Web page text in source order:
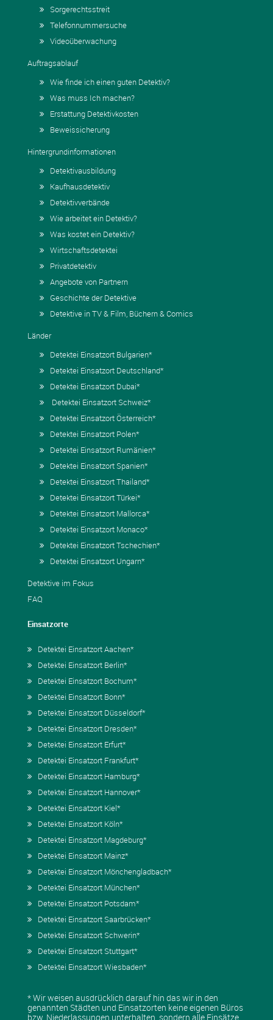
Sorgerechtsstreit
Telefonnummersuche
Videoüberwachung
Auftragsablauf
Wie finde ich einen guten Detektiv?
Was muss Ich machen?
Erstattung Detektivkosten
Beweissicherung
Hintergrundinformationen
Detektivausbildung
Kaufhausdetektiv
Detektivverbände
Wie arbeitet ein Detektiv?
Was kostet ein Detektiv?
Wirtschaftsdetektei
Privatdetektiv
Angebote von Partnern
Geschichte der Detektive
Detektive in TV & Film, Büchern & Comics
Länder
Detektei Einsatzort Bulgarien*
Detektei Einsatzort Deutschland*
Detektei Einsatzort Dubai*
Detektei Einsatzort Schweiz*
Detektei Einsatzort Österreich*
Detektei Einsatzort Polen*
Detektei Einsatzort Rumänien*
Detektei Einsatzort Spanien*
Detektei Einsatzort Thailand*
Detektei Einsatzort Türkei*
Detektei Einsatzort Mallorca*
Detektei Einsatzort Monaco*
Detektei Einsatzort Tschechien*
Detektei Einsatzort Ungarn*
Detektive im Fokus
FAQ
Einsatzorte
Detektei Einsatzort Aachen*
Detektei Einsatzort Berlin*
Detektei Einsatzort Bochum*
Detektei Einsatzort Bonn*
Detektei Einsatzort Düsseldorf*
Detektei Einsatzort Dresden*
Detektei Einsatzort Erfurt*
Detektei Einsatzort Frankfurt*
Detektei Einsatzort Hamburg*
Detektei Einsatzort Hannover*
Detektei Einsatzort Kiel*
Detektei Einsatzort Köln*
Detektei Einsatzort Magdeburg*
Detektei Einsatzort Mainz*
Detektei Einsatzort Mönchengladbach*
Detektei Einsatzort München*
Detektei Einsatzort Potsdam*
Detektei Einsatzort Saarbrücken*
Detektei Einsatzort Schwerin*
Detektei Einsatzort Stuttgart*
Detektei Einsatzort Wiesbaden*
* Wir weisen ausdrücklich darauf hin das wir in den
genannten Städten und Einsatzorten keine eigenen Büros
bzw. Niederlassungen unterhalten, sondern alle Einsätze